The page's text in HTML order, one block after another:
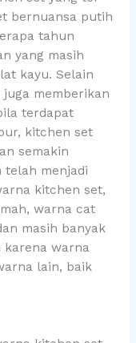
bernuansa putih
tahun
yang masih
kayu. Selain
memberikan
terdapat
kitchen set
semakin
telah menjadi
kitchen set,
warna cat
masih banyak
karena warna
lain, baik